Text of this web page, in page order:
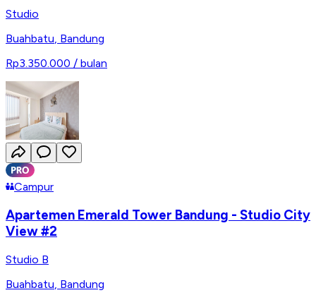
Studio
Buahbatu, Bandung
Rp3.350.000 / bulan
Campur
Apartemen Emerald Tower Bandung - Studio City
View #2
Studio B
Buahbatu Bandung